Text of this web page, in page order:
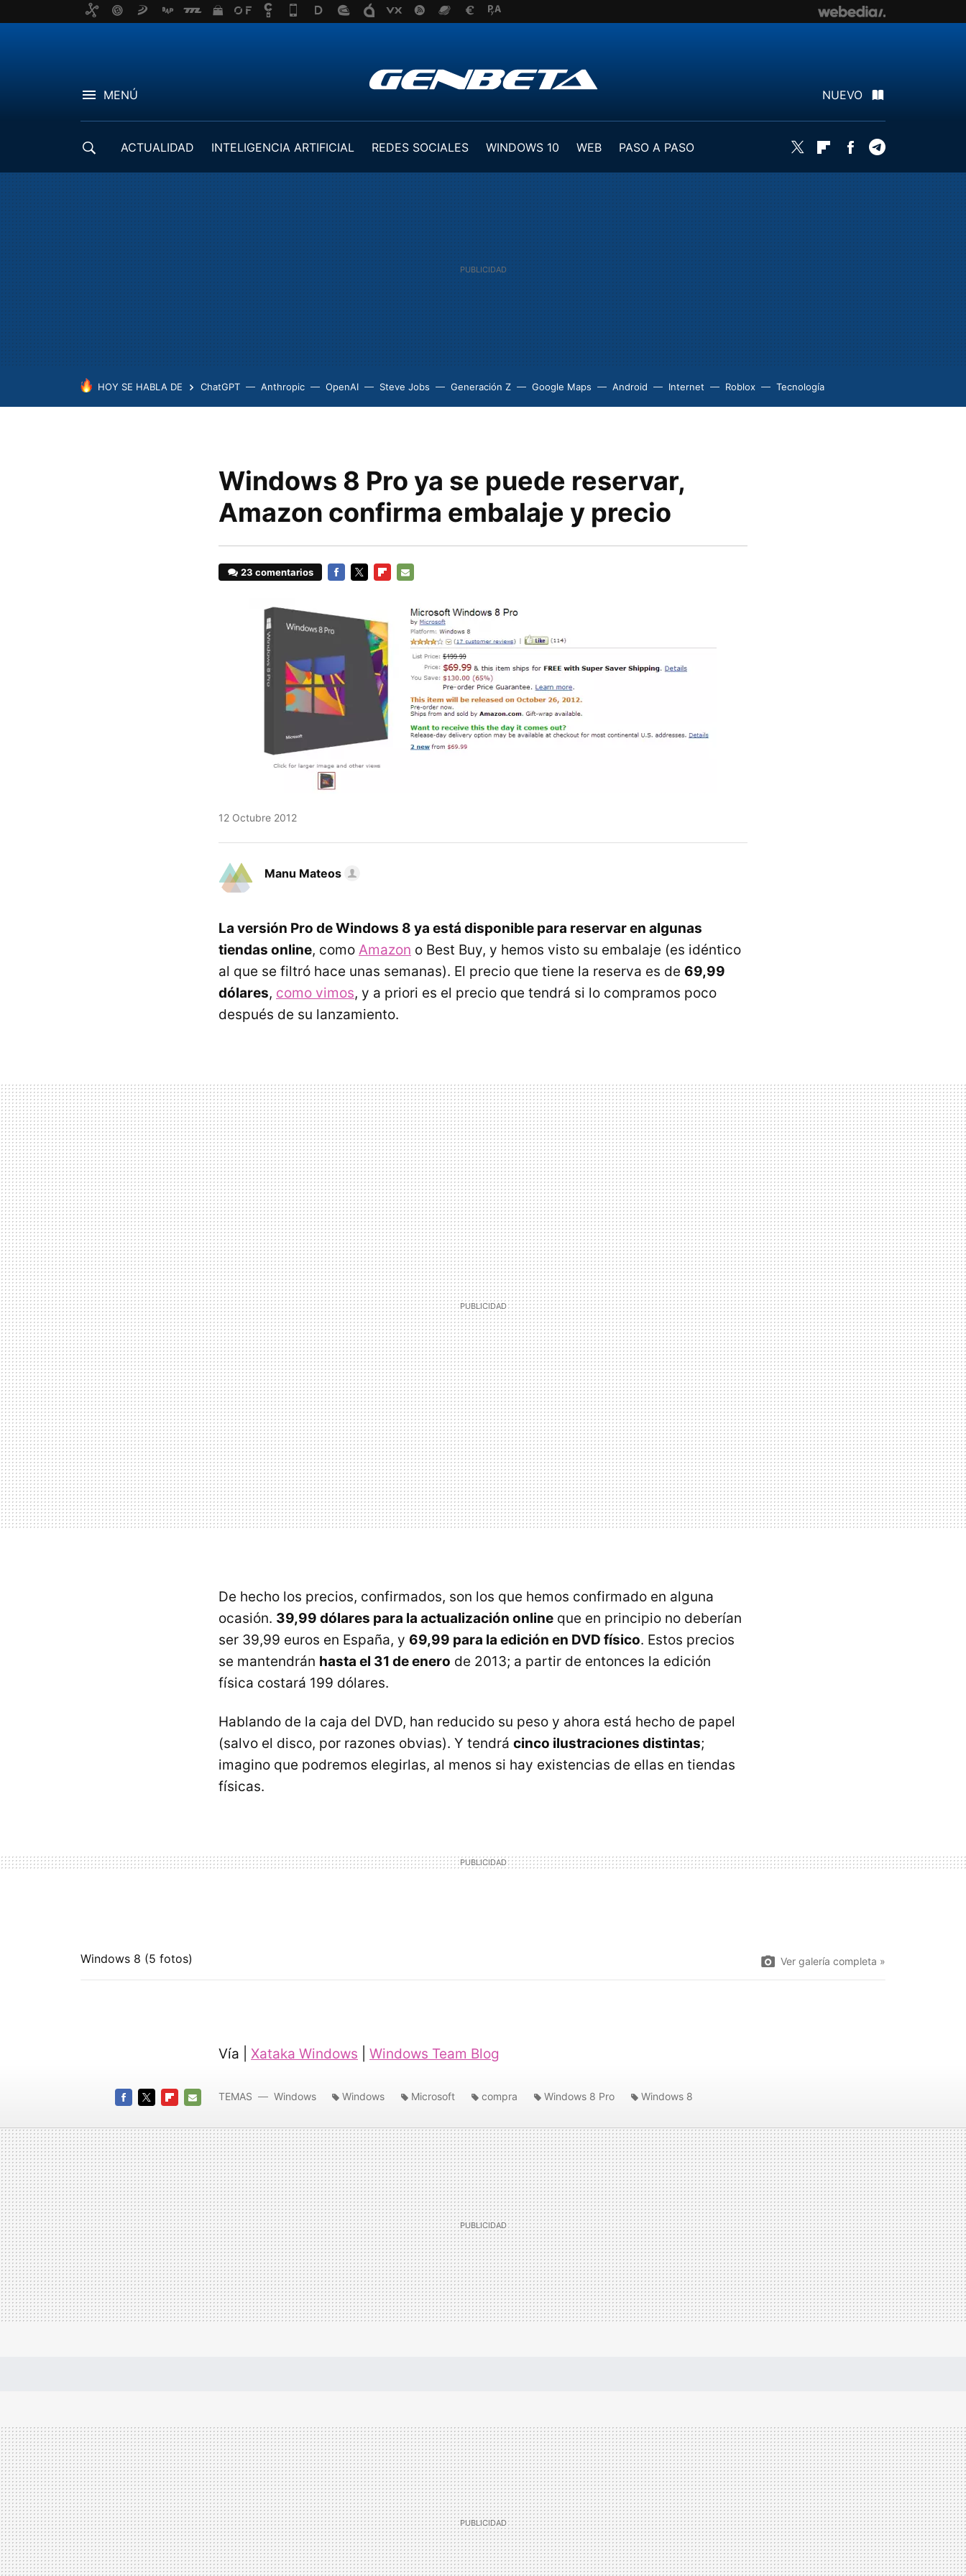
MENÚ NUEVO
ACTUALIDAD INTELIGENCIA ARTIFICIAL REDES SOCIALES WINDOWS 10 WEB
PASO A PASO
Twitter FlipboardFacebook
HOY SE HABLA DE ChatGPT Anthropic OpenAI Steve Jobs Generación Z Google Maps Android Internet Roblox Tecnología
Windows 8 Pro ya se puede reservar,
Amazon confirma embalaje y precio
23 comentarios
MAIL
12 Octubre 2012
Manu Mateos
La versión Pro de Windows 8 ya está disponible para reservar en algunas
tiendas online, como Amazon o Best Buy, y hemos visto su embalaje (es idéntico
al que se filtró hace unas semanas). El precio que tiene la reserva es de 69,99
dólares, como vimos, y a priori es el precio que tendrá si lo compramos poco
después de su lanzamiento.
De hecho los precios, confirmados, son los que hemos confirmado en alguna
ocasión. 39,99 dólares para la actualización online que en principio no deberían
ser 39,99 euros en España, y 69,99 para la edición en DVD físico. Estos precios
se mantendrán hasta el 31 de enero de 2013; a partir de entonces la edición
física costará 199 dólares.
Hablando de la caja del DVD, han reducido su peso y ahora está hecho de papel
(salvo el disco, por razones obvias). Y tendrá cinco ilustraciones distintas;
imagino que podremos elegirlas, al menos si hay existencias de ellas en tiendas
físicas.
Ver galería completa »
Windows 8 (5 fotos)
Vía | Xataka Windows Windows Team Blog
MAIL
TEMAS Windows Windows Microsoft compra Windows 8 Pro Windows 8